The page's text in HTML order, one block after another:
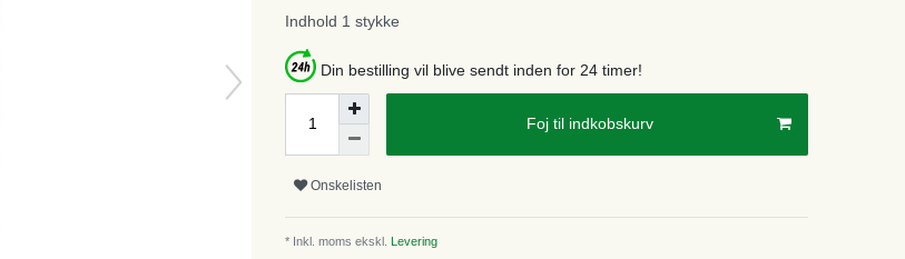
Indhold 1 stykke
Din bestilling vil blive sendt inden for 24 timer!
Foj til indkobskurv
Onskelisten
* Inkl. moms ekskl. Levering